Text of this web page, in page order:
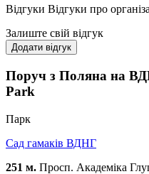
Відгуки Відгуки про
Залиште свій відгук
Додати відгук
Поруч з Поляна на
Park
Парк
Сад гамаків ВДНГ
251 м. Просп. Академіка